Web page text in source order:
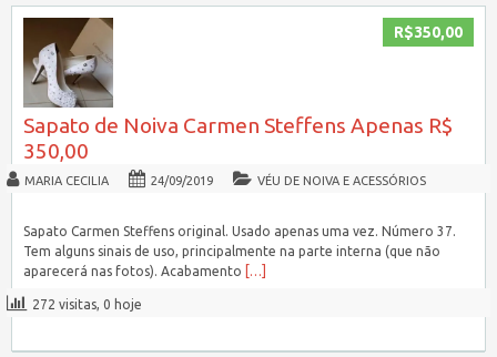
R$350,00
Sapato de Noiva Carmen Steffens Apenas R$
350,00
MARIA CECILIA 24/09/2019 VÉU DE NOIVA E ACESSÓRIOS
Sapato Carmen Steffens original. Usado apenas uma vez. Número 37.
Tem alguns sinais de uso, principalmente na parte interna (que não
aparecerá nas fotos). Acabamento […]
272 visitas, 0 hoje